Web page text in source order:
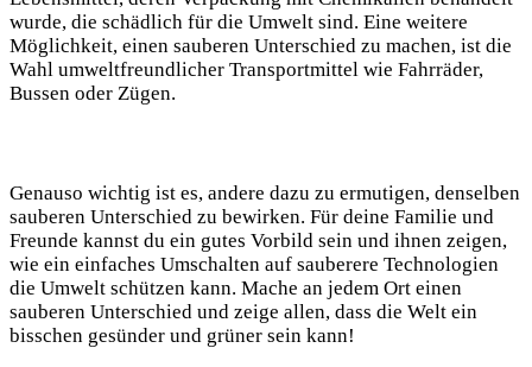
wurde, die schädlich für die Umwelt sind. Eine weitere
Möglichkeit, einen sauberen Unterschied zu machen, ist die
Wahl umweltfreundlicher Transportmittel wie Fahrräder,
Bussen oder Zügen.
Genauso wichtig ist es, andere dazu zu ermutigen, denselben
sauberen Unterschied zu bewirken. Für deine Familie und
Freunde kannst du ein gutes Vorbild sein und ihnen zeigen,
wie ein einfaches Umschalten auf sauberere Technologien
die Umwelt schützen kann. Mache an jedem Ort einen
sauberen Unterschied und zeige allen, dass die Welt ein
bisschen gesünder und grüner sein kann!